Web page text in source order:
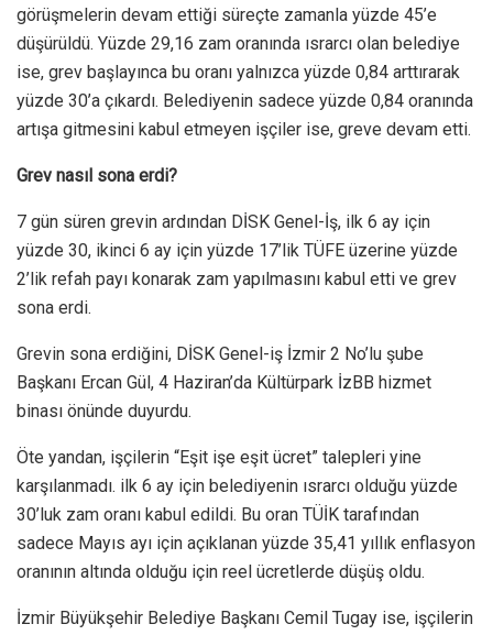
görüşmelerin devam ettiği süreçte zamanla yüzde 45’e
düşürüldü. Yüzde 29,16 zam oranında ısrarcı olan belediye
ise, grev başlayınca bu oranı yalnızca yüzde 0,84 arttırarak
yüzde 30’a çıkardı. Belediyenin sadece yüzde 0,84 oranında
artışa gitmesini kabul etmeyen işçiler ise, greve devam etti.
Grev nasıl sona erdi?
7 gün süren grevin ardından DİSK Genel-İş, ilk 6 ay için
yüzde 30, ikinci 6 ay için yüzde 17’lik TÜFE üzerine yüzde
2’lik refah payı konarak zam yapılmasını kabul etti ve grev
sona erdi.
Grevin sona erdiğini, DİSK Genel-iş İzmir 2 No’lu şube
Başkanı Ercan Gül, 4 Haziran’da Kültürpark İzBB hizmet
binası önünde duyurdu.
Öte yandan, işçilerin “Eşit işe eşit ücret” talepleri yine
karşılanmadı. ilk 6 ay için belediyenin ısrarcı olduğu yüzde
30’luk zam oranı kabul edildi. Bu oran TÜİK tarafından
sadece Mayıs ayı için açıklanan yüzde 35,41 yıllık enflasyon
oranının altında olduğu için reel ücretlerde düşüş oldu.
İzmir Büyükşehir Belediye Başkanı Cemil Tugay ise, işçilerin